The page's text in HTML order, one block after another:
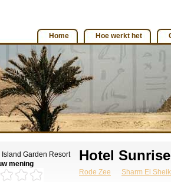
Home Hoe werkt het
mening
Hotel
Rode Zee
Sharm El